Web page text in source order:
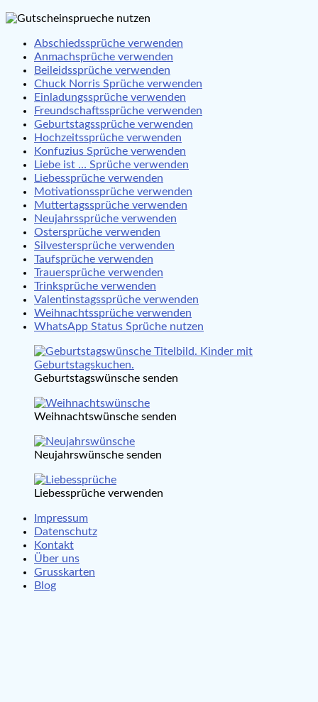
Abschiedssprüche verwenden
Anmachsprüche verwenden
Beileidssprüche verwenden
Chuck Norris Sprüche verwenden
Einladungssprüche verwenden
Freundschaftssprüche verwenden
Geburtstagssprüche verwenden
Hochzeitssprüche verwenden
Konfuzius Sprüche verwenden
Liebe ist … Sprüche verwenden
Liebessprüche verwenden
Motivationssprüche verwenden
Muttertagssprüche verwenden
Neujahrssprüche verwenden
Ostersprüche verwenden
Silvestersprüche verwenden
Taufsprüche verwenden
Trauersprüche verwenden
Trinksprüche verwenden
Valentinstagssprüche verwenden
Weihnachtssprüche verwenden
WhatsApp Status Sprüche nutzen
Geburtstagswünsche senden
Weihnachtswünsche senden
Neujahrswünsche senden
Liebessprüche verwenden
Impressum
Datenschutz
Kontakt
Über uns
Grusskarten
Blog